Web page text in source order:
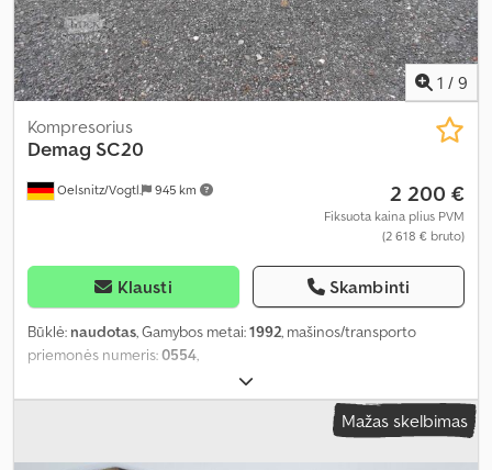
1 / 9
Oelsnitz/Vogtl. 945 km
Kompresorius
Demag SC20
2 200 €
Fiksuota kaina plius PVM
(2 618 € bruto)
Klausti Skambinti
Būklė: naudotas, Gamybos metai:1992, mašinos/transporto
priemonės numeris:0554,
Mažas skelbimas